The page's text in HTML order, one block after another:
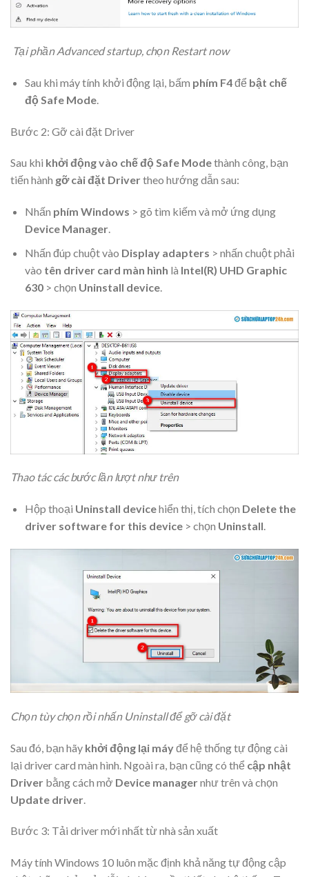
Tại phần Advanced startup, chọn Restart now
Sau khi máy tính khởi động lại, bấm phím F4để bật chế
độ Safe Mode.
Bước 2: Gỡ cài đặt Driver
Sau khi khởi động vào chế độ Safe Modethành công, bạn
tiến hành gỡ cài đặt Drivertheo hướng dẫn sau:
Nhấn phím Windows > gõ tìm kiếm và mở ứng dụng
Device Manager.
Nhấn đúp chuột vào Display adapters > nhấn chuột phải
vào tên driver card màn hình là Intel(R) UHD Graphic
630> chọn Uninstall device.
Thao tác các bước lần lượt như trên
Hộp thoại Uninstall devicehiển thị, tích chọn Delete the
driver software for this device> chọn Uninstall.
Chọn tùy chọn rồi nhấn Uninstall để gỡ cài đặt
Sau đó, bạn hãy khởi động lại máyđể hệ thống tự động cài
lại driver card màn hình. Ngoài ra, bạn cũng có thể cập nhật
Driver bằng cách mở Device managernhư trên và chọn
Update driver
Bước 3: Tải driver mới nhất từ nhà sản xuất
Máy tính Windows 10 luôn mặc định khả năng tự động cập